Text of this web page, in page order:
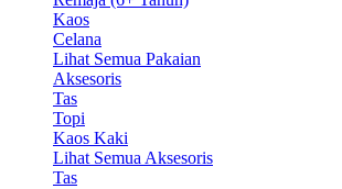
Kaos
Celana
Lihat Semua Pakaian
Aksesoris
Tas
Topi
Kaos Kaki
Lihat Semua Aksesoris
Tas